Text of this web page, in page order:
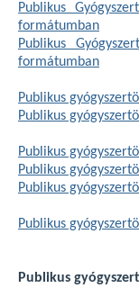
Publikus
formátumban
Publikus
formátumban
Publikus
Publikus
Publikus
Publikus
Publikus
Publikus
Publikus